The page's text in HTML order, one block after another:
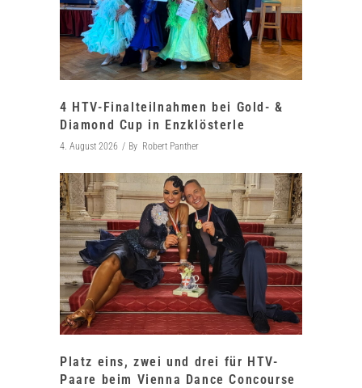
4 HTV-Finalteilnahmen bei Gold- &
Diamond Cup in Enzklösterle
4. August 2026 By Robert Panther
Platz eins, zwei und drei für HTV-
Paare beim Vienna Dance Concourse